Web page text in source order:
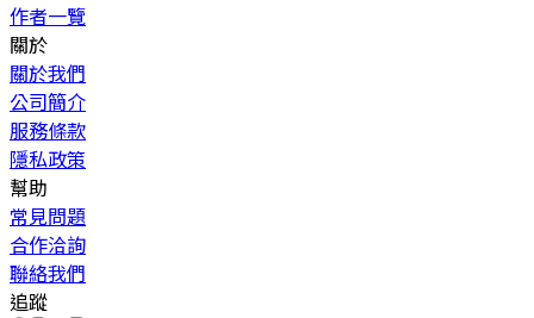
作者一覽
關於
關於我們
公司簡介
服務條款
隱私政策
幫助
常見問題
合作洽詢
聯絡我們
追蹤